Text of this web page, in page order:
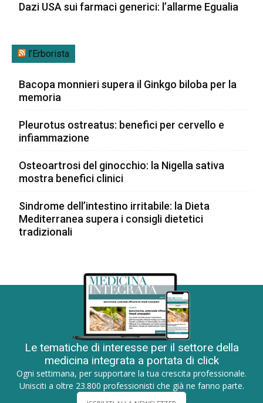
Dazi USA sui farmaci generici: l’allarme Egualia
l’Erborista
Bacopa monnieri supera il Ginkgo biloba per la
memoria
Pleurotus ostreatus: benefici per cervello e
infiammazione
Osteoartrosi del ginocchio: la Nigella sativa
mostra benefici clinici
Sindrome dell’intestino irritabile: la Dieta
Mediterranea supera i consigli dietetici
tradizionali
Le tematiche di interesse per il settore della
medicina integrata a portata di click
Ogni settimana, per supportare la tua crescita professionale.
Unisciti a oltre 23.800 professionisti che già ne fanno parte.